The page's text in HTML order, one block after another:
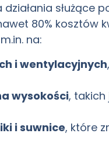
80%
na:
i wentylacyjnych
wysokości,
i suwnice, które